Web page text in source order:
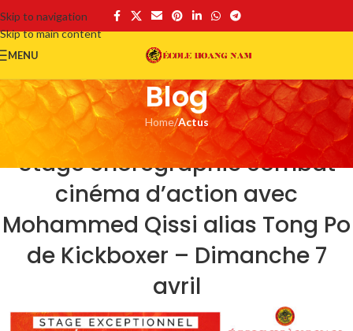
Skip to navigation
Skip to main content
MENU
Blog
Home/Actus
ACTUS
Stage chorégraphie combat
cinéma d’action avec
Mohammed Qissi alias Tong Po
de Kickboxer – Dimanche 7
avril